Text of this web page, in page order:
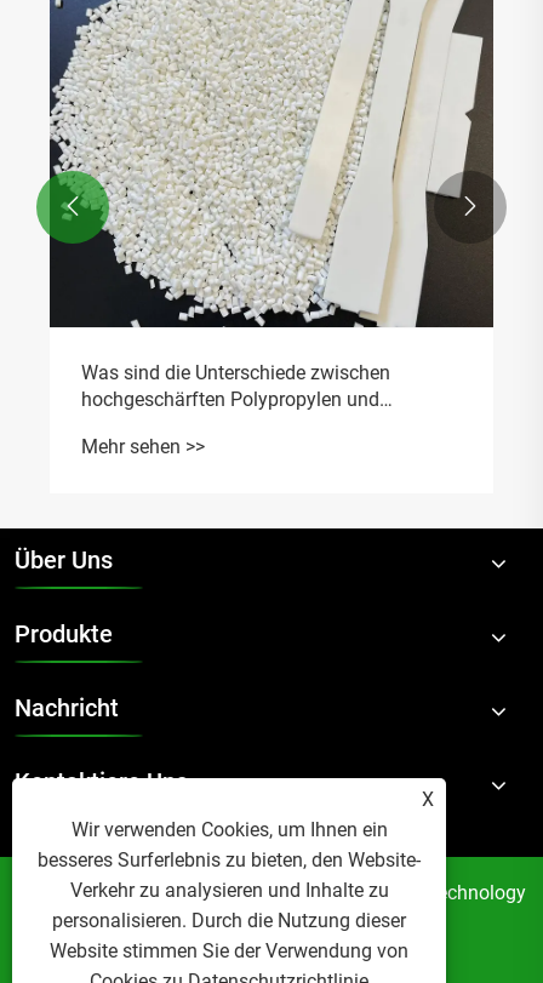
Was sind die Unterschiede zwischen
hochgeschärften Polypropylen und
Mehr sehen >>
 
Über Uns
Produkte
Nachricht
Kontaktiere Uns
Copyright © 2024 Suzhou Accom New Material Technology
Co., Ltd. Alle Rechte vorbehalten.
Links
Sitemap RSS
XML
X
Wir verwenden Cookies, um Ihnen ein
besseres Surferlebnis zu bieten, den Website-
Verkehr zu analysieren und Inhalte zu
personalisieren. Durch die Nutzung dieser
Website stimmen Sie der Verwendung von